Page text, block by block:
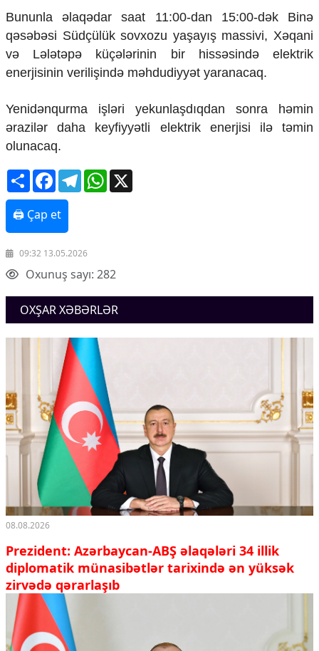
Mədəniyyətimizin Zəfəri
Zəfər Diasporu
Səhiyyə
Ailə və uşaq
Turizm
İqtisadiyyat
İqtisadi xəbərlər
Energetika
Neft-qaz
Əmək və sosial siyasət
Kənd təsərrüfatı
Hərbi sənaye
Telekommunikasiya və nəqliyyat
COP29
Cəmiyyət
Crossmedia.az - 1 yaş
Siyasət
Ekologiya
Zəfər - 5
Gənclər və İdman
Media və QHT
Hadisə
Sağlamlıq
Sosium
Mənəvi dəyərlər
Texnologiya
Mətbuat-150
Əlaqə
Bununla əlaqədar saat 11:00-dan 15:00-dək Binə
qəsəbəsi Südçülük sovxozu yaşayış massivi, Xəqani
və Lələtəpə küçələrinin bir hissəsində elektrik
enerjisinin verilişində məhdudiyyət yaranacaq.
Yenidənqurma işləri yekunlaşdıqdan sonra həmin
ərazilər daha keyfiyyətli elektrik enerjisi ilə təmin
olunacaq.
ShareFacebookTelegramWhatsApp
🖨 Çap et
09:32 13.05.2026
Oxunuş sayı: 282
OXŞAR XƏBƏRLƏR
08.08.2026
Prezident: Azərbaycan-ABŞ əlaqələri 34 illik
diplomatik münasibətlər tarixində ən yüksək
zirvədə qərarlaşıb